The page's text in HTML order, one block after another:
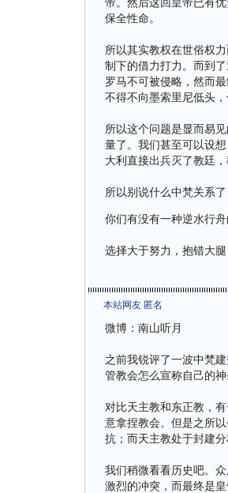
帝。然后这回皇帝已有
保全性命。
所以其实教权在世俗权
制下的借力打力。而到
罗马不可被侵略，然而
不得不向墨索里尼低头
所以这个问题是显而易
量了。我们甚至可以设
大利直接出兵灭了教廷
所以别说什么中梵关系
你们有没有一种逆水行
选择大于努力，抱错大
本站网友 匿名
微博：南山听月
之前我锐评了一波中梵
管教会怎么宣称自己的
对比天主教和东正教，
意拿捏教会。但是之所
抗；而天主教处于封建
我们稍微看看历史吧。
激烈的冲突，而最终是